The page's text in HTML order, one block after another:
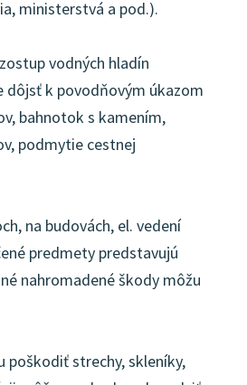
ministerstvá a pod.).
vodných hladín
dôjsť k povodňovým úkazom
bahnotok s kamením,
podmytie cestnej
na budovách, el. vedení
predmety predstavujú
nahromadené škody môžu
poškodiť strechy, skleníky,